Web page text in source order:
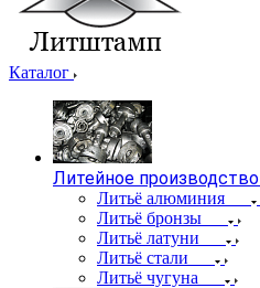
Каталог
Литейное производство
Литьё алюминия
Литьё бронзы
Литьё латуни
Литьё стали
Литьё чугуна